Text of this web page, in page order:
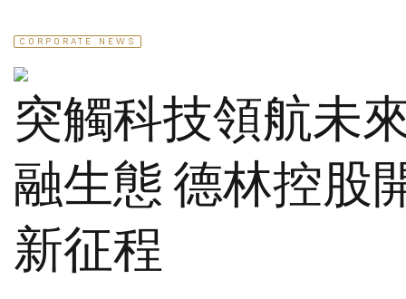
CORPORATE NEWS
突觸科技領航未
融生態 德林控股
新征程